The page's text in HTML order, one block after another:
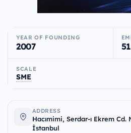
YEAR OF FOUNDING
2007
SCALE
SME
ADDRESS
Hacımimi, Serdar-ı Ekrem
İstanbul